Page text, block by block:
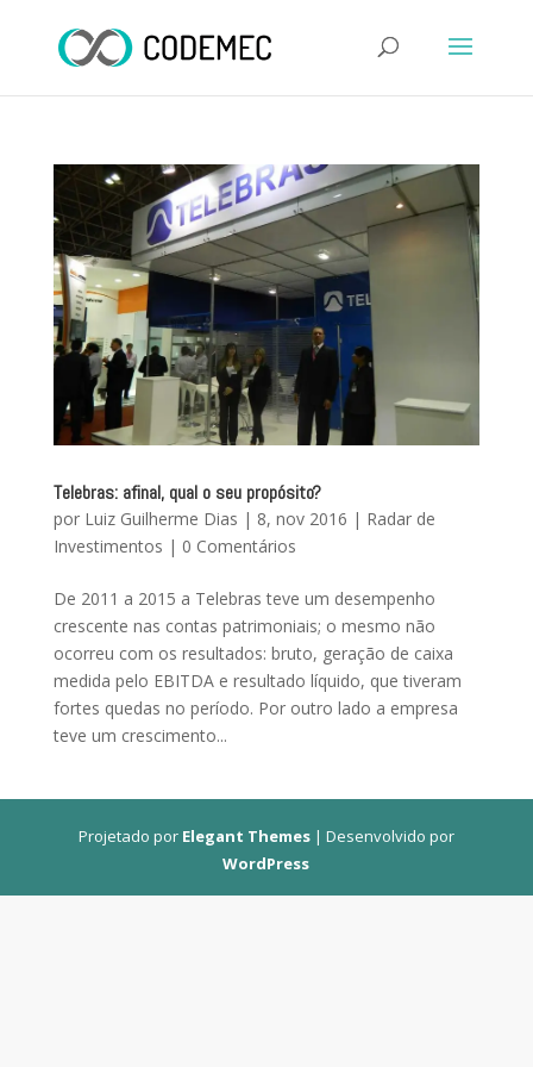
Telebras: afinal, qual o seu propósito?
por Luiz Guilherme Dias | 8, nov 2016 | Radar de
Investimentos | 0 Comentários
De 2011 a 2015 a Telebras teve um desempenho
crescente nas contas patrimoniais; o mesmo não
ocorreu com os resultados: bruto, geração de caixa
medida pelo EBITDA e resultado líquido, que tiveram
fortes quedas no período. Por outro lado a empresa
teve um crescimento...
Projetado por Elegant Themes| Desenvolvido por
WordPress